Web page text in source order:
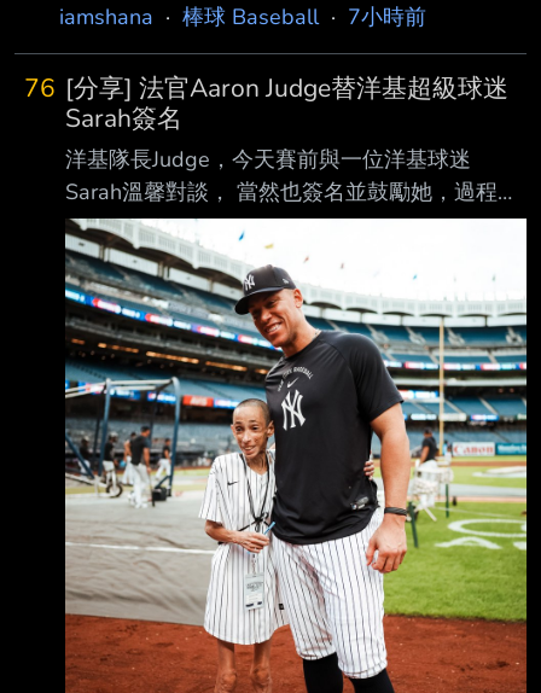
iamshana · 棒球 Baseball· 7小時前
76 [分享] 法官Aaron Judge替洋基超級球迷
Sarah簽名
洋基隊長Judge，今天賽前與一位洋基球迷
Sarah溫馨對談， 當然也簽名並鼓勵她，過程中
回應不忘給予眼神關懷。 今天對於她是難以忘
懷的美好日子。 (洋蔥~~) 法官真的是非常讓人
佩服的球星之一，X, IG還是Reddit等都讚賞。
What it's all about @TheJudge44 had the
opportunity to meet Yankees Superfan Sarah
before tonight's game!
https://x.com/Yankees/status/208